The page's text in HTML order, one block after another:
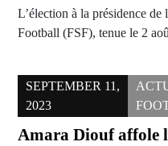
L’élection à la présidence de
Football (FSF), tenue le 2
SEPTEMBER 11,
2023
Amara Diouf affole